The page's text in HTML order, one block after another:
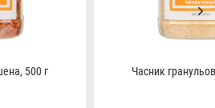
500 г Часник